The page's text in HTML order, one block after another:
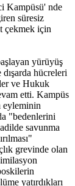
Kampüsü' nde
süresiz
çekmek için
yürüyüş
hücreleri
ve Hukuk
etti. Kampüs
eyleminin
"bedenlerini
savunma
grevinde olan
yatırdıkları